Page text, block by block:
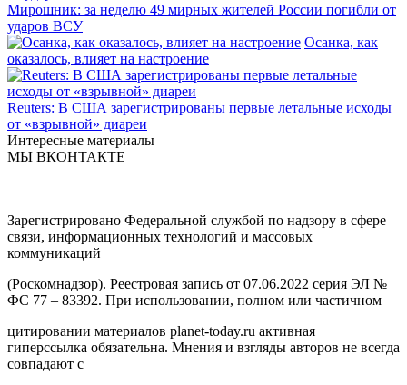
Мирошник: за неделю 49 мирных жителей России погибли от
ударов ВСУ
Осанка, как
оказалось, влияет на настроение
Reuters: В США зарегистрированы первые летальные исходы
от «взрывной» диареи
Интересные материалы
МЫ ВКОНТАКТЕ
Зарегистрировано Федеральной службой по надзору в сфере
связи, информационных технологий и массовых
коммуникаций
(Роскомнадзор). Реестровая запись от 07.06.2022 серия ЭЛ №
ФС 77 – 83392. При использовании, полном или частичном
цитировании материалов planet-today.ru активная
гиперссылка обязательна. Мнения и взгляды авторов не всегда
совпадают с